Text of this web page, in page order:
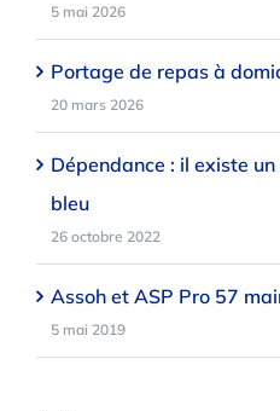
5 mai 2026
Portage de repas à
20 mars 2026
Dépendance : il existe
bleu
26 octobre 2022
Assoh et ASP Pro 57
5 mai 2019